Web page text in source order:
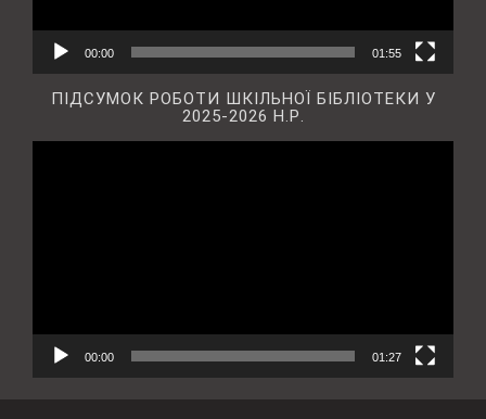
00:00 01:55
ПІДСУМОК РОБОТИ ШКІЛЬНОЇ БІБЛІОТЕКИ У
2025-2026 Н.Р.
00:00 01:27